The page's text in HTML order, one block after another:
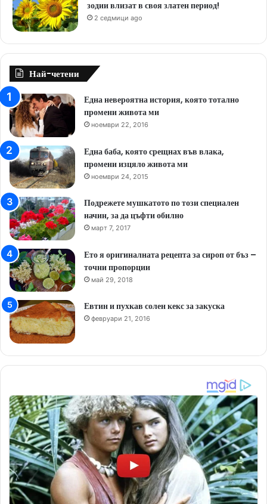
зодии влизат в своя златен период!
2 седмици ago
Най-четени
Една невероятна история, която тотално
промени живота ми
ноември 22, 2016
Една баба, която срещнах във влака,
промени изцяло живота ми
ноември 24, 2015
Подрежете мушкатото по този специален
начин, за да цъфти обилно
март 7, 2017
Ето я оригиналната рецепта за сироп от бъз –
точни пропорции
май 29, 2018
Евтин и пухкав солен кекс за закуска
февруари 21, 2016